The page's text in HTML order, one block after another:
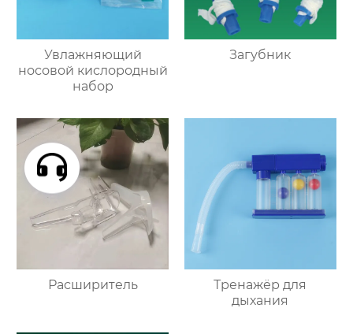
Увлажняющий
носовой кислородный
набор
Загубник
Расширитель
Тренажёр для
дыхания